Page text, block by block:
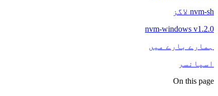
nvm-sh لاگز
nvm-windows v1.2.0
ہمارے بارے میں
اسپانسر
On this page